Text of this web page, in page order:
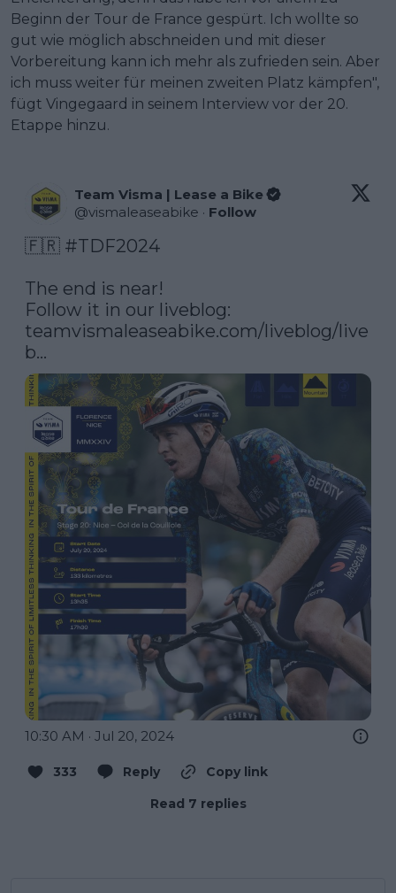
Beginn der Tour de France gespürt. Ich wollte so
gut wie möglich abschneiden und mit dieser
Vorbereitung kann ich mehr als zufrieden sein. Aber
ich muss weiter für meinen zweiten Platz kämpfen",
fügt Vingegaard in seinem Interview vor der 20.
Etappe hinzu.
Team Visma | Lease a Bike
@vismaleaseabike · Follow
🇫🇷 #TDF2024
The end is near!
teamvismaleaseabike.com/liveblog/live
b…
10:30 AM · Jul 20, 2024
333 Reply
Copy link
Read 7 replies